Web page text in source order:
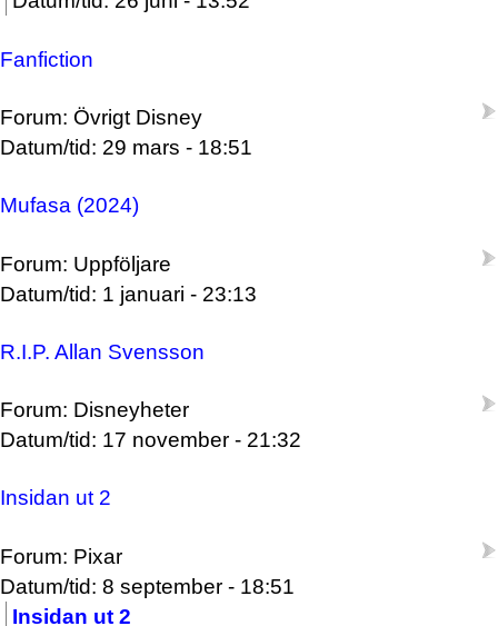
Fanfiction
Forum: Övrigt Disney
Datum/tid: 29 mars - 18:51
Mufasa (2024)
Forum: Uppföljare
Datum/tid: 1 januari - 23:13
R.I.P. Allan Svensson
Forum: Disneyheter
Datum/tid: 17 november - 21:32
Insidan ut 2
Forum: Pixar
Datum/tid: 8 september - 18:51
Insidan ut 2